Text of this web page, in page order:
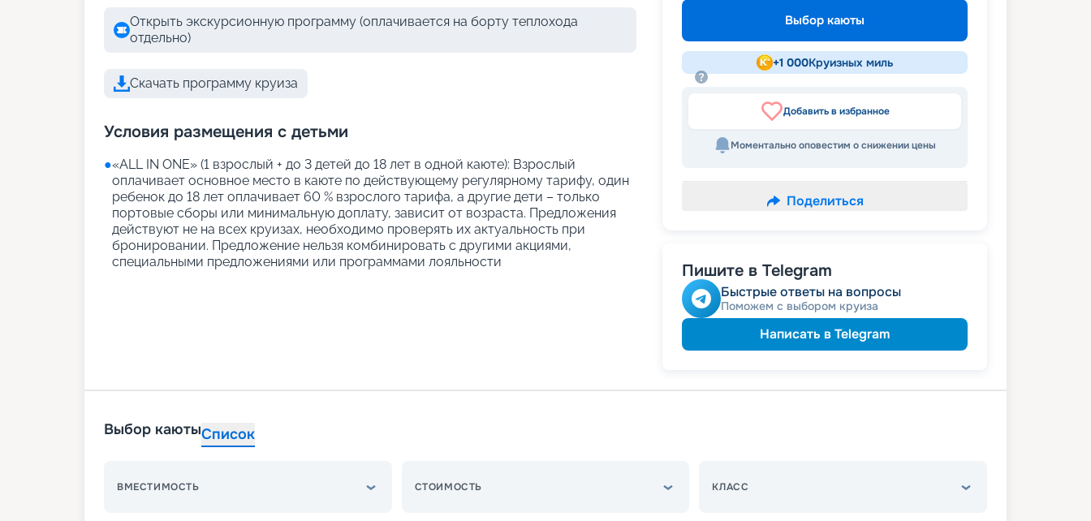
Открыть экскурсионную программу (оплачивается на борту теплохода
отдельно)
Скачать программу круиза
Условия размещения с детьми
●«АLL IN ONE» (1 взрослый + до 3 детей до 18 лет в одной каюте): Взрослый
оплачивает основное место в каюте по действующему регулярному тарифу, один
ребенок до 18 лет оплачивает 60 % взрослого тарифа, а другие дети – только
портовые сборы или минимальную доплату, зависит от возраста. Предложения
действуют не на всех круизах, необходимо проверять их актуальность при
бронировании. Предложение нельзя комбинировать с другими акциями,
специальными предложениями или программами лояльности
Выбор каюты
+1 000Круизных миль
Добавить в избранное
Моментально оповестим о снижении цены
Поделиться
Пишите в Telegram
Быстрые ответы на вопросы
Поможем с выбором круиза
Написать в Telegram
Выбор каютыСписок
ВМЕСТИМОСТЬ СТОИМОСТЬ КЛАСС